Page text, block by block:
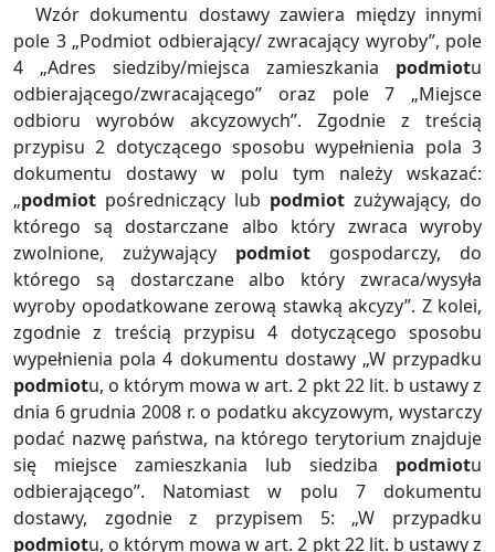
Wzór dokumentu dostawy zawiera między innymi
pole 3 „Podmiot odbierający/ zwracający wyroby”, pole
4 „Adres siedziby/miejsca zamieszkania podmiotu
odbierającego/zwracającego” oraz pole 7 „Miejsce
odbioru wyrobów akcyzowych”. Zgodnie z treścią
przypisu 2 dotyczącego sposobu wypełnienia pola 3
dokumentu dostawy w polu tym należy wskazać:
„podmiot pośredniczący lub podmiot zużywający, do
którego są dostarczane albo który zwraca wyroby
zwolnione, zużywający podmiot gospodarczy, do
którego są dostarczane albo który zwraca/wysyła
wyroby opodatkowane zerową stawką akcyzy”. Z kolei,
zgodnie z treścią przypisu 4 dotyczącego sposobu
wypełnienia pola 4 dokumentu dostawy „W przypadku
podmiotu, o którym mowa w art. 2 pkt 22 lit. b ustawy z
dnia 6 grudnia 2008 r. o podatku akcyzowym, wystarczy
podać nazwę państwa, na którego terytorium znajduje
się miejsce zamieszkania lub siedziba podmiotu
odbierającego”. Natomiast w polu 7 dokumentu
dostawy, zgodnie z przypisem 5: „W przypadku
podmiotu, o którym mowa w art. 2 pkt 22 lit. b ustawy z